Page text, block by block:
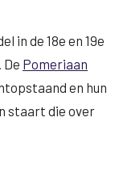
in de 18e en 19e
Pomeriaan
en hun
staart die over